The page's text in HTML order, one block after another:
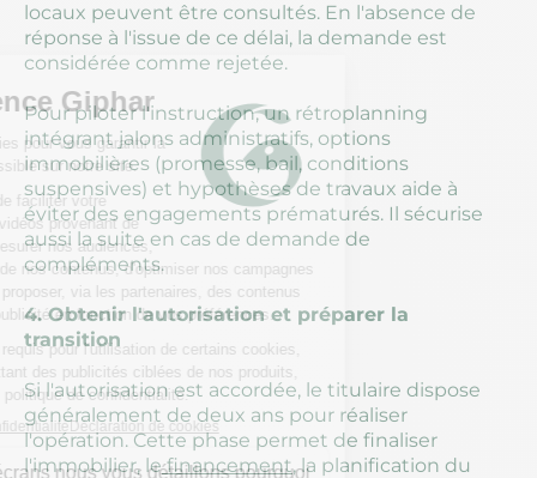
locaux peuvent être consultés. En l'absence de
réponse à l'issue de ce délai, la demande est
considérée comme rejetée.
Pour piloter l'instruction, un rétroplanning
intégrant jalons administratifs, options
immobilières (promesse, bail, conditions
suspensives) et hypothèses de travaux aide à
éviter des engagements prématurés. Il sécurise
aussi la suite en cas de demande de
compléments.
4. Obtenir l'autorisation et préparer la
transition
Si l'autorisation est accordée, le titulaire dispose
généralement de deux ans pour réaliser
l'opération. Cette phase permet de finaliser
l'immobilier, lefinancement, la planification du